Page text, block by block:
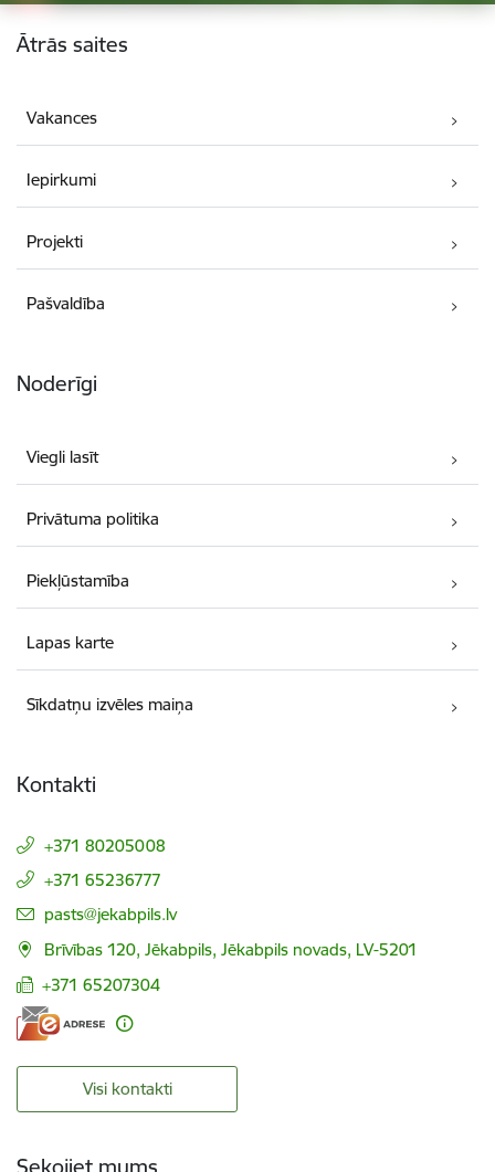
Kājene
Ātrās saites
Vakances
Iepirkumi
Projekti
Pašvaldība
Noderīgi
Viegli lasīt
Privātuma politika
Piekļūstamība
Lapas karte
Sīkdatņu izvēles maiņa
Kontakti
+371 80205008
+371 65236777
E-pasts:
pasts@jekabpils.lv
Brīvības 120, Jēkabpils, Jēkabpils novads, LV-5201
+371 65207304
Visi kontakti
Sekojiet mums